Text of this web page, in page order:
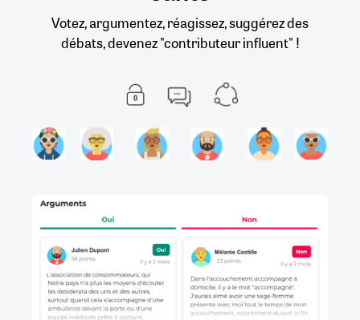
Votez, argumentez, réagissez, suggérez des
débats, devenez "contributeur influent" !